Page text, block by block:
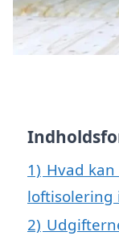
1) Hvad
loftisolering
2)